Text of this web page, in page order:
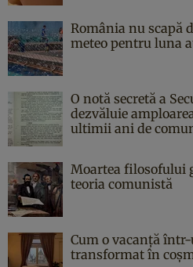
România nu scapă
meteo pentru luna
O notă secretă a
dezvăluie
ultimii ani de
Moartea filosofului
teoria comunistă
Cum o vacanță
transformat în